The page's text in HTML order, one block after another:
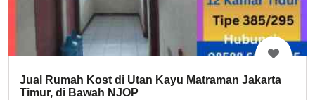
Jual Rumah Kost di Utan Kayu Matraman Jakarta
Timur, di Bawah NJOP